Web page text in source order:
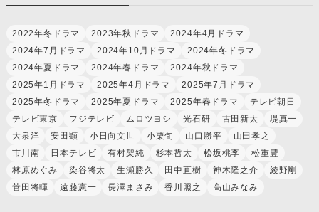
2022年冬ドラマ 2023年秋ドラマ
2024年4月ドラマ
2024年7月ドラマ
2024年10月ドラマ
2024年冬ドラマ
2024年夏ドラマ
2024年春ドラマ
2024年秋ドラマ
2025年1月ドラマ
2025年4月ドラマ
2025年7月ドラマ
2025年冬ドラマ
2025年夏ドラマ 2025年春ドラマ
テレビ朝日
テレビ東京
フジテレビ ムロツヨシ 光石研 古田新太
堤真一
大泉洋
安田顕 小日向文世 小栗旬 山口勝平
山田孝之
市川南
日本テレビ 有村架純 杉本哲太 松坂桃李
松重豊
林原めぐみ
染谷将太 生瀬勝久 田中直樹 神木隆之介
綾野剛
菅田将暉
遠藤憲一 長澤まさみ 香川照之 高山みなみ